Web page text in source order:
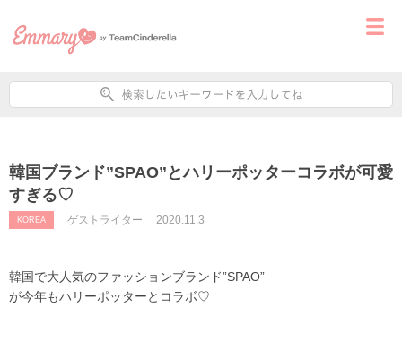
韓国ブランド”SPAO”とハリーポッターコラボが可愛
すぎる♡
KOREA ゲストライター 2020.11.3
韓国で大人気のファッションブランド”SPAO”
が今年もハリーポッターとコラボ♡